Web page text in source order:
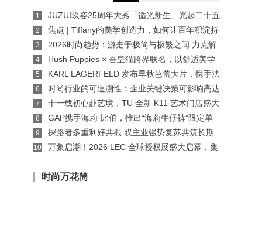
1
JUZUI玖姿25周年大秀「循光新生」光起二十五
载，共启新生优雅
2
焦点 | Tiffany的美学创造力，如何让百年积淀持
续生长？
3
2026时尚趋势：游走于极简与极繁之间 力克解
读价值与反差并存的夏季风尚
4
Hush Puppies × 吾皇猫跨界联名，以舒适美学
碰撞国漫IP
5
KARL LAGERFELD 发布早秋芭蕾大片，携手法
国艺术团体呈献七夕“双生灵感”
6
时尚行业的可追溯性：企业关键决策可影响高达
77%的碳足迹
7
十一载初心赴艺境，TU 全新 K11 艺术门店盛大
启幕 —— 以可持续美学重构东方成衣生命力
8
​GAP携手海莉·比伯，推出“海莉牛仔裤”限定单
品系列
9
探路者多重利好共振 双主业强势复苏共筑长期
价值
10
万象启潮！2026 LEC 全球授权展盛大启幕，集
时尚万花筒